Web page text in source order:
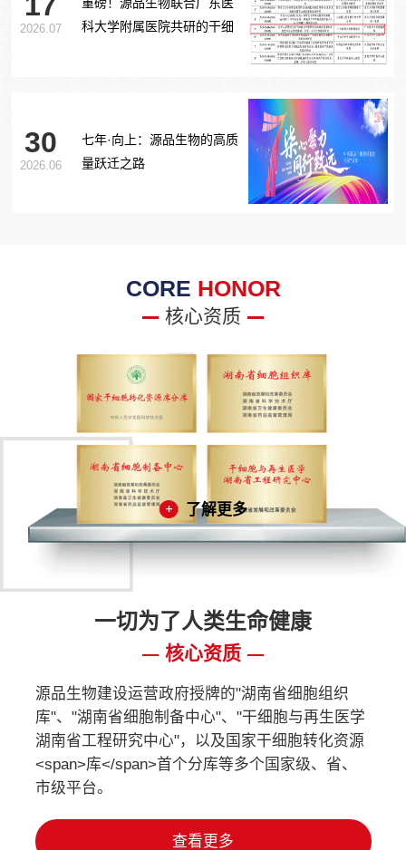
2026.07
重磅！源品生物联合广东医
科大学附属医院共研的干细
30
2026.06
七年·向上：源品生物的高质
量跃迁之路
CORE HONOR
核心资质
了解更多
一切为了人类生命健康
核心资质
源品生物建设运营政府授牌的"湖南省细胞组织
库"、"湖南省细胞制备中心"、"干细胞与再生医学
湖南省工程研究中心"，以及国家干细胞转化资源
<span>库</span>首个分库等多个国家级、省、
市级平台。
查看更多